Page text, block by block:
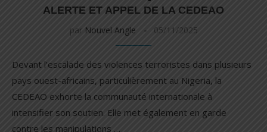
ALERTE ET APPEL DE LA CEDEAO
par Nouvel Angle 05/11/2025
Devant l’escalade des violences terroristes dans plusieurs
pays ouest-africains, particulièrement au Nigeria, la
CEDEAO exhorte la communauté internationale à
intensifier son soutien. Elle met également en garde
contre les manipulations …